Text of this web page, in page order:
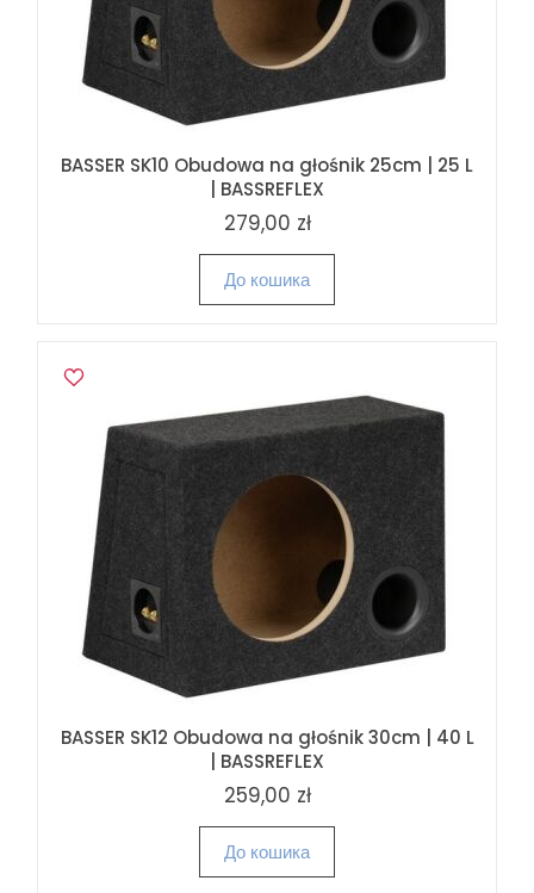
BASSER SK10 Obudowa na głośnik 25cm | 25 L
| BASSREFLEX
279,00 zł
До кошика
BASSER SK12 Obudowa na głośnik 30cm | 40 L
| BASSREFLEX
259,00 zł
До кошика